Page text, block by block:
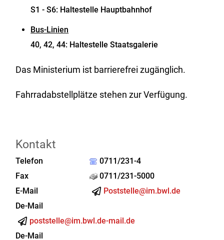
S1 - S6: Haltestelle Hauptbahnhof
Bus-Linien
40, 42, 44: Haltestelle Staatsgalerie
Das Ministerium ist barrierefrei zugänglich.
Fahrradabstellplätze stehen zur Verfügung.
Kontakt
Telefon
0711/231-4
Fax
0711/231-5000
E-Mail
Poststelle@im.bwl.de
De-Mail
poststelle@im.bwl.de-mail.de
De-Mail